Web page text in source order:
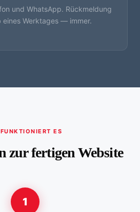
und WhatsApp. Rückmeldung
eines Werktages — immer.
ES
zur fertigen Website
1